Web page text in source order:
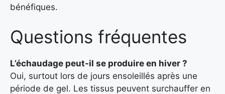
bénéfiques.
Questions fréquentes
L’échaudage peut-il se produire en hiver ?
Oui, surtout lors de jours ensoleillés après une
période de gel. Les tissus peuvent surchauffer en